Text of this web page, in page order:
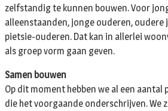
zelfstandig te kunnen bouwen. Voor
alleenstaanden, jonge ouderen, oudere
pietsie-ouderen. Dat kan in allerlei
als groep vorm gaan geven.
Samen bouwen
Op dit moment hebben we al een
die het voorgaande onderschrijven. We